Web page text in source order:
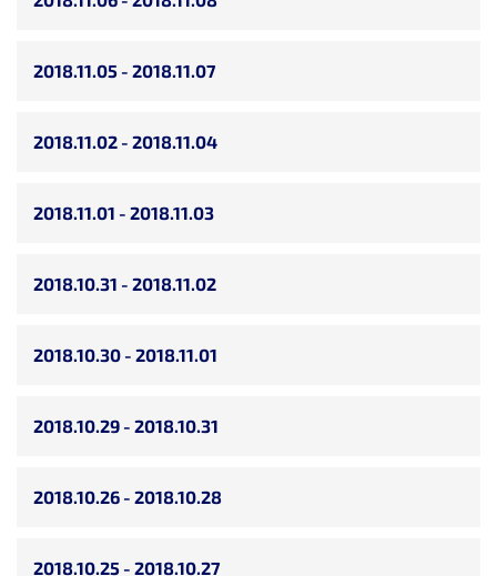
2018.10.25 - 2018.10.27
2018.10.26 - 2018.10.28
2018.10.29 - 2018.10.31
2018.10.30 - 2018.11.01
2018.10.31 - 2018.11.02
2018.11.01 - 2018.11.03
2018.11.02 - 2018.11.04
2018.11.05 - 2018.11.07